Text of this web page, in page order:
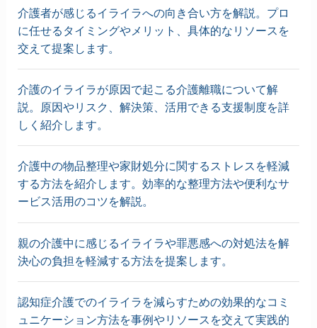
介護者が感じるイライラへの向き合い方を解説。プロ
に任せるタイミングやメリット、具体的なリソースを
交えて提案します。
介護のイライラが原因で起こる介護離職について解
説。原因やリスク、解決策、活用できる支援制度を詳
しく紹介します。
介護中の物品整理や家財処分に関するストレスを軽減
する方法を紹介します。効率的な整理方法や便利なサ
ービス活用のコツを解説。
親の介護中に感じるイライラや罪悪感への対処法を解
決心の負担を軽減する方法を提案します。
認知症介護でのイライラを減らすための効果的なコミ
ュニケーション方法を事例やリソースを交えて実践的